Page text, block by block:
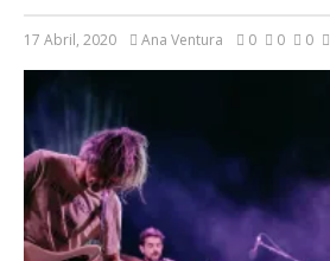
17 Abril, 2020 Ana Ventura 0 0 0